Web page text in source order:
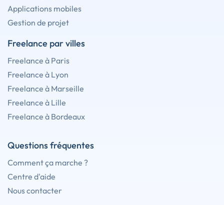
Applications mobiles
Gestion de projet
Freelance par villes
Freelance à Paris
Freelance à Lyon
Freelance à Marseille
Freelance à Lille
Freelance à Bordeaux
Questions fréquentes
Comment ça marche ?
Centre d'aide
Nous contacter